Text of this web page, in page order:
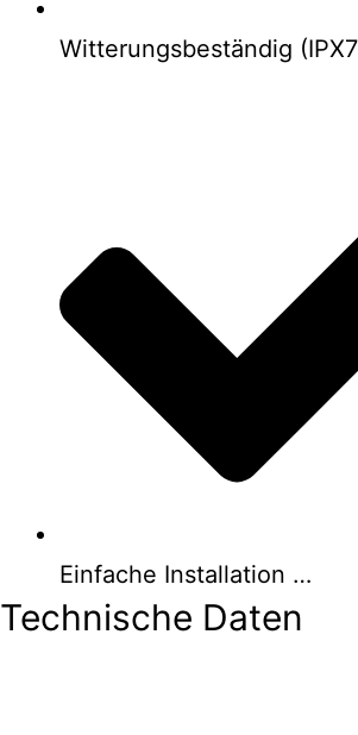
Witterungsbeständig
Einfache Installation …
Technische Daten